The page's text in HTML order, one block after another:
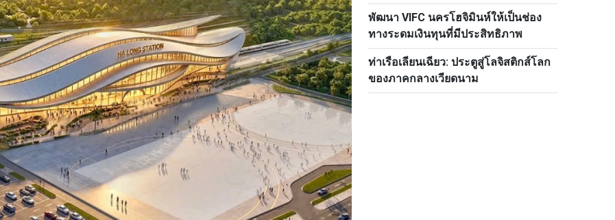
พัฒนา VIFC นครโฮจิมินห์ให้เป็นช่อง
ทางระดมเงินทุนที่มีประสิทธิภาพ
ท่าเรือเลียนเฉียว: ประตูสู่โลจิสติกส์โลก
ของภาคกลางเวียดนาม